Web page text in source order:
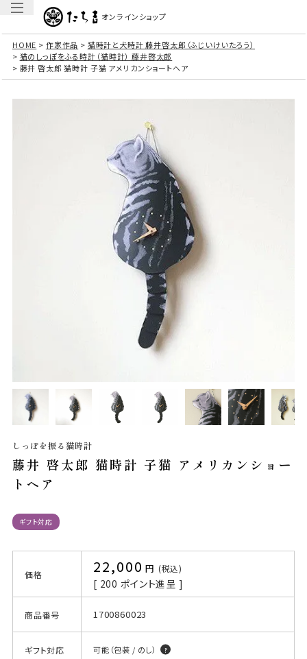
オンラインショップ
HOME 作家作品
猫時計と犬時計 藤井啓太郎（ふじいけいたろう）
猫のしっぽをふる時計（猫時計） 藤井啓太郎
藤井 啓太郎 猫時計 子猫 アメリカンショートヘア
しっぽを振る猫時計
藤井 啓太郎 猫時計 子猫 アメリカンショー
トヘア
ギフト対応
価格 22,000 税込
[ 200 ポイント進呈 ]
商品番号 1700860023
ギフト対応 可能（包装 / のし）